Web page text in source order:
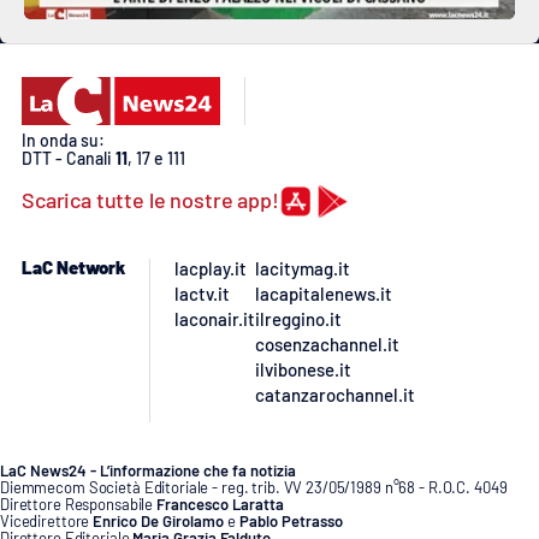
In onda su:
DTT - Canali 11, 17 e 111
Scarica tutte le nostre app!
LaC Network
lacplay.it
lactv.it
laconair.it
lacitymag.it
lacapitalenews.it
ilreggino.it
cosenzachannel.it
ilvibonese.it
catanzarochannel.it
LaC News24 - L’informazione che fa notizia
Diemmecom Società Editoriale - reg. trib. VV 23/05/1989 n°68 - R.O.C. 4049
Direttore Responsabile Francesco Laratta
Vicedirettore Enrico De GirolamoePablo Petrasso